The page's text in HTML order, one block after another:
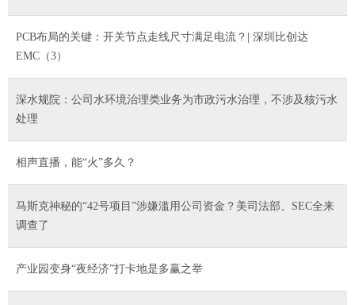
PCB布局的关键：开关节点走线尺寸满足电流？| 深圳比创达
EMC（3）
深水规院：公司水环境治理类业务为市政污水治理，不涉及核污水
处理
相声直播，能“火”多久？
马斯克神秘的“42号项目”涉嫌滥用公司资金？美司法部、SEC全来
调查了
产业园变身“夜经济”打卡地是多赢之举